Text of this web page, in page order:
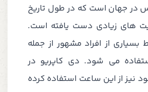
در جهان است که در طول تاریخ
های زیادی دست یافته است.
بسیاری از افراد مشهور از جمله
می شود. دی کاپریو در
نیز از این ساعت استفاده کرده